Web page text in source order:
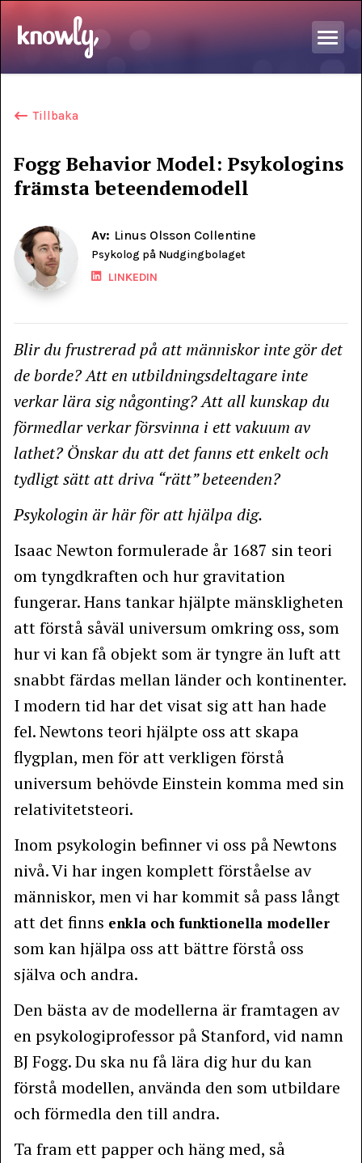
Tillbaka
Fogg Behavior Model: Psykologins
främsta beteendemodell
Av: Linus Olsson Collentine
Psykolog på Nudgingbolaget
LINKEDIN
Blir du frustrerad på att människor inte gör det
de borde? Att en utbildningsdeltagare inte
verkar lära sig någonting? Att all kunskap du
förmedlar verkar försvinna i ett vakuum av
lathet? Önskar du att det fanns ett enkelt och
tydligt sätt att driva “rätt” beteenden?
Psykologin är här för att hjälpa dig.
Isaac Newton formulerade år 1687 sin teori
om tyngdkraften och hur gravitation
fungerar. Hans tankar hjälpte mänskligheten
att förstå såväl universum omkring oss, som
hur vi kan få objekt som är tyngre än luft att
snabbt färdas mellan länder och kontinenter.
I modern tid har det visat sig att han hade
fel. Newtons teori hjälpte oss att skapa
flygplan, men för att verkligen förstå
universum behövde Einstein komma med sin
relativitetsteori.
Inom psykologin befinner vi oss på Newtons
nivå. Vi har ingen komplett förståelse av
människor, men vi har kommit så pass långt
att det finns enkla och funktionella modeller
som kan hjälpa oss att bättre förstå oss
själva och andra.
Den bästa av de modellerna är framtagen av
en psykologiprofessor på Stanford, vid namn
BJ Fogg. Du ska nu få lära dig hur du kan
förstå modellen, använda den som utbildare
och förmedla den till andra.
Ta fram ett papper och häng med, så